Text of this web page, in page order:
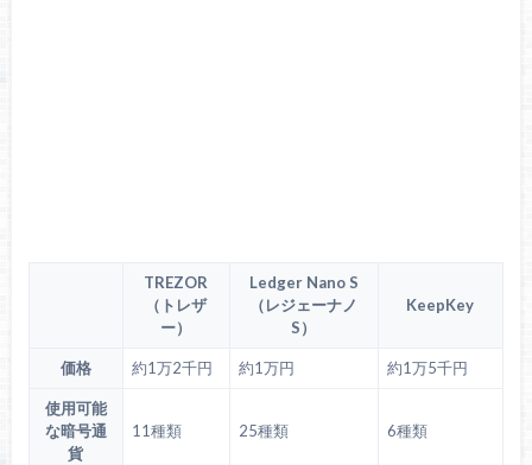
TREZOR
（トレザ
ー）
Ledger Nano S
（レジェーナノ
S）
KeepKey
価格 約1万2千円 約1万円 約1万5千円
使用可能
な暗号通
貨
11種類 25種類 6種類